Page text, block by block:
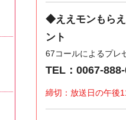
◆ええモンもら
ント
67コールによるプレ
TEL：0067-
締切：放送日の午後